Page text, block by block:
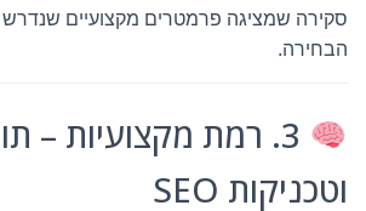
סקירה שמציגה פרמטרים מקצועיים שנדרש
הבחירה.
3. רמת מקצועיות –
וטכניקות SEO